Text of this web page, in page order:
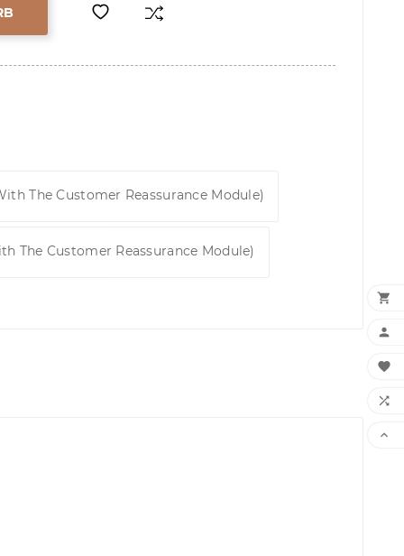
The Customer Reassurance Module)
The Customer Reassurance Module)




